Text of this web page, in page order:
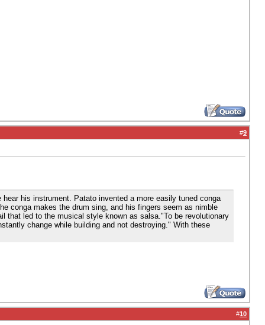
#9
his instrument. Patato invented a more easily tuned conga
conga makes the drum sing, and his fingers seem as nimble
that led to the musical style known as salsa."To be revolutionary
change while building and not destroying." With these
#10